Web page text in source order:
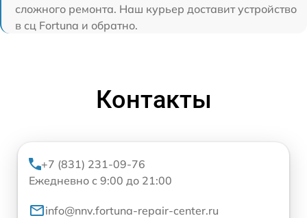
сложного ремонта. Наш курьер доставит устройство
в сц Fortuna и обратно.
Контакты
+7 (831) 231-09-76
Ежедневно с 9:00 до 21:00
info@nnv.fortuna-repair-center.ru